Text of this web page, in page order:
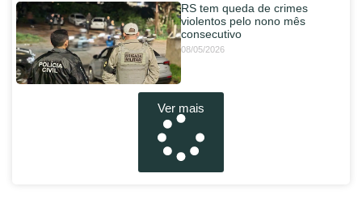
RS tem queda de crimes
violentos pelo nono mês
consecutivo
08/05/2026
Ver mais